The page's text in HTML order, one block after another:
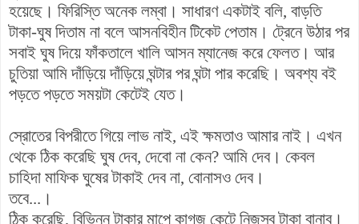
হয়েছে। ফিরিস্তি অনেক লম্বা। সাধারণ একটাই বলি, বাড়তি
টাকা-ঘুষ দিতাম না বলে আসনবিহীন টিকেট পেতাম। ট্রেনে উঠার পর
সবাই ঘুষ দিয়ে ফাঁকতালে খালি আসন ম্যানেজ করে ফেলত। আর
চুতিয়া আমি দাঁড়িয়ে দাঁড়িয়ে ঘন্টার পর ঘন্টা পার করেছি। অবশ্য বই
পড়তে পড়তে সময়টা কেটেই যেত।
স্রোতের বিপরীতে গিয়ে লাভ নাই, এই ক্ষমতাও আমার নাই। এখন
থেকে ঠিক করেছি ঘুষ দেব, দেবো না কেন? আমি দেব। কেবল
চাহিদা মাফিক ঘুষের টাকাই দেব না, বোনাসও দেব।
তবে...।
ঠিক করেছি, বিভিন্ন টাকার মাপে কাগজ কেটে নিজস্ব টাকা বানাব।